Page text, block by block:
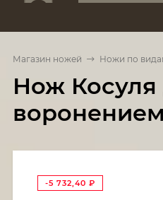
Магазин ножей Ножи по
Нож
-5 732,40 ₽